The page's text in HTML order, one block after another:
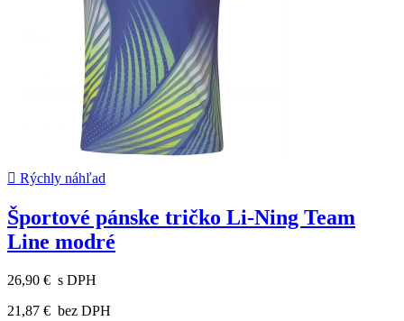
 Rýchly náhľad
Športové pánske tričko Li-Ning Team
Line modré
26,90 € s DPH
21,87 € bez DPH